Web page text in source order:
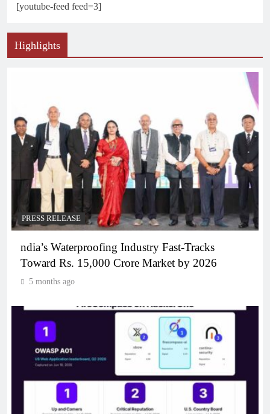
[youtube-feed feed=3]
Highlights
PRESS RELEASE
ndia’s Waterproofing Industry Fast-Tracks
Toward Rs. 15,000 Crore Market by 2026
5 months ago